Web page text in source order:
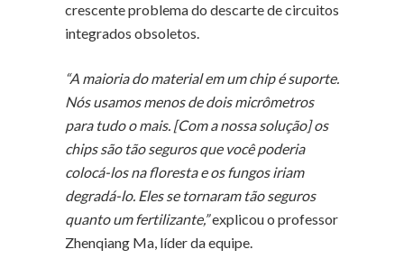
crescente problema do descarte de circuitos
integrados obsoletos.
“A maioria do material em um chip é suporte.
Nós usamos menos de dois micrômetros
para tudo o mais. [Com a nossa solução] os
chips são tão seguros que você poderia
colocá-los na floresta e os fungos iriam
degradá-lo. Eles se tornaram tão seguros
quanto um fertilizante,”explicou o professor
Zhenqiang Ma, líder da equipe.